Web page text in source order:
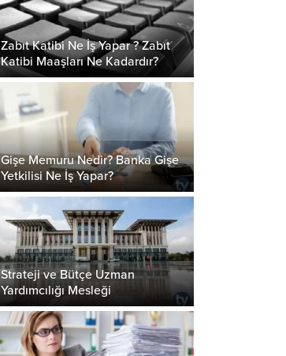
Zabıt Katibi Ne İş Yapar ? Zabıt
Katibi Maaşları Ne Kadardır?
Gişe Memuru Nedir? Banka Gişe
Yetkilisi Ne İş Yapar?
Strateji ve Bütçe Uzman
Yardımcılığı Mesleği